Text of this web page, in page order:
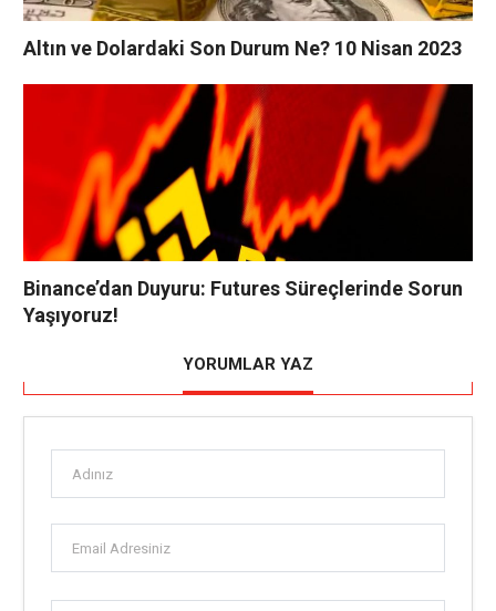
Altın ve Dolardaki Son Durum Ne? 10 Nisan 2023
Binance’dan Duyuru: Futures Süreçlerinde Sorun
Yaşıyoruz!
YORUMLAR YAZ